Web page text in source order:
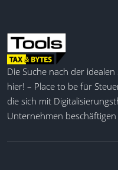
Die Suche nach der
hier! – Place to be für
die sich mit
Unternehmen beschäftigen